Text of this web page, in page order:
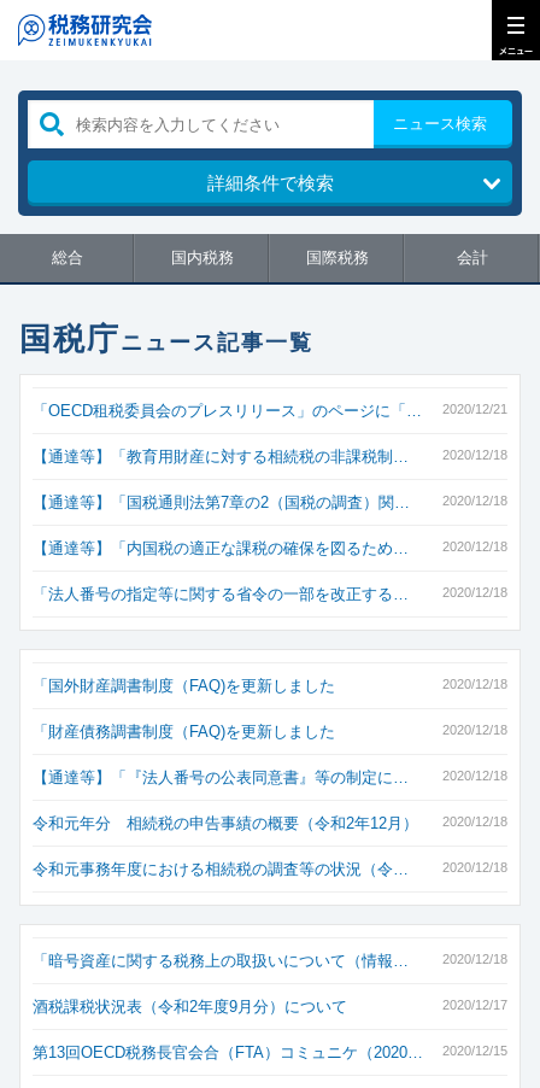
ニュース検索
詳細条件で検索
総合 国内税務 国際税務 会計
国税庁ニュース記事一覧
2020/12/21
「OECD租税委員会のプレスリリース」のページに「…
2020/12/18
【通達等】「教育用財産に対する相続税の非課税制…
2020/12/18
【通達等】「国税通則法第7章の2（国税の調査）関…
2020/12/18
【通達等】「内国税の適正な課税の確保を図るため…
2020/12/18
「法人番号の指定等に関する省令の一部を改正する…
2020/12/18
「国外財産調書制度（FAQ)を更新しました
2020/12/18
「財産債務調書制度（FAQ)を更新しました
2020/12/18
【通達等】「『法人番号の公表同意書』等の制定に…
2020/12/18
令和元年分 相続税の申告事績の概要（令和2年12月）
2020/12/18
令和元事務年度における相続税の調査等の状況（令…
2020/12/18
「暗号資産に関する税務上の取扱いについて（情報…
2020/12/17
酒税課税状況表（令和2年度9月分）について
2020/12/15
第13回OECD税務長官会合（FTA）コミュニケ（2020…